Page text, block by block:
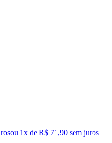
ou 1x de R$ 71,90 sem juros